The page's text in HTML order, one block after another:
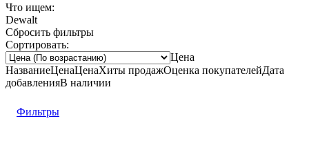
Что ищем:
Dewalt
Сбросить фильтры
Сортировать:
Цена
НазваниеЦенаЦенаХиты продажОценка покупателейДата
добавленияВ наличии
Фильтры